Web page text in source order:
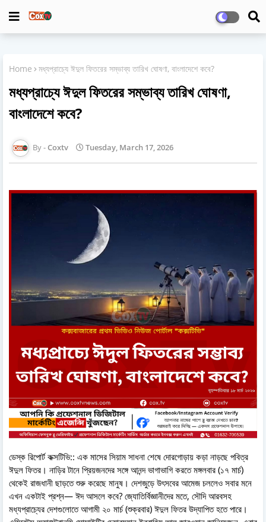
Home মধ্যপ্রাচ্যে ঈদুল ফিতরের সম্ভাব্য তারিখ ঘোষণা, বাংলাদেশে কবে?
মধ্যপ্রাচ্যে ঈদুল ফিতরের সম্ভাব্য তারিখ ঘোষণা,
বাংলাদেশে কবে?
Coxtv Tuesday, March 17, 2026
ডেস্ক রিপোর্ট কক্সটিভি:: এক মাসের সিয়াম সাধনা শেষে দোরগোড়ায় কড়া নাড়ছে পবিত্র
ঈদুল ফিতর। নাড়ির টানে প্রিয়জনদের সঙ্গে আনন্দ ভাগাভাগি করতে মঙ্গলবার (১৭ মার্চ)
থেকেই রাজধানী ছাড়তে শুরু করেছে মানুষ। দেশজুড়ে উৎসবের আমেজ চললেও সবার মনে
এখন একটাই প্রশ্ন— ঈদ আসলে কবে? জ্যোতির্বিজ্ঞানীদের মতে, সৌদি আরবসহ
মধ্যপ্রাচ্যের দেশগুলোতে আগামী ২০ মার্চ (শুক্রবার) ঈদুল ফিতর উদ্‌যাপিত হতে পারে।